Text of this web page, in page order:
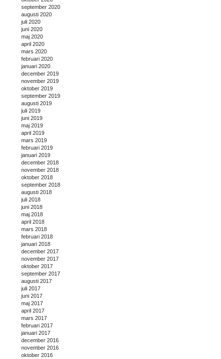
september 2020
augusti 2020
juli 2020
juni 2020
maj 2020
april 2020
mars 2020
februari 2020
januari 2020
december 2019
november 2019
oktober 2019
september 2019
augusti 2019
juli 2019
juni 2019
maj 2019
april 2019
mars 2019
februari 2019
januari 2019
december 2018
november 2018
oktober 2018
september 2018
augusti 2018
juli 2018
juni 2018
maj 2018
april 2018
mars 2018
februari 2018
januari 2018
december 2017
november 2017
oktober 2017
september 2017
augusti 2017
juli 2017
juni 2017
maj 2017
april 2017
mars 2017
februari 2017
januari 2017
december 2016
november 2016
oktober 2016